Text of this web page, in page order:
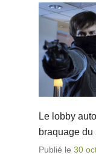
Le lobby
braquage du
Publié le 30